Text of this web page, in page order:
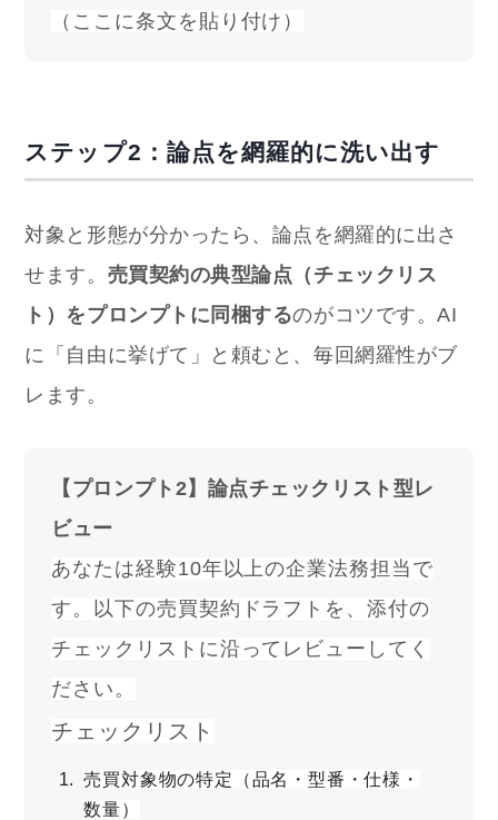
（ここに条文を貼り付け）
ステップ2：論点を網羅的に洗い出す
対象と形態が分かったら、論点を網羅的に出さ
せます。 売買契約の典型論点（チェックリス
ト）をプロンプトに同梱するのがコツです。AI
に「自由に挙げて」と頼むと、毎回網羅性がブ
レます。
【プロンプト2】論点チェックリスト型レ
ビュー
あなたは経験10年以上の企業法務担当で
す。以下の売買契約ドラフトを、添付の
チェックリストに沿ってレビューしてく
ださい。
チェックリスト
売買対象物の特定（品名・型番・仕様・
数量）